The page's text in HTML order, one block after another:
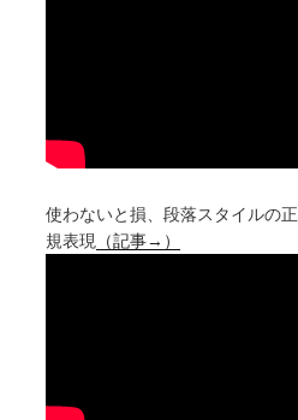
使わないと損、段落スタイルの正
規表現
（記事→）